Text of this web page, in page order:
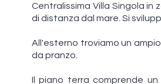
Centralissima Villa Singola in
di distanza dal mare. Si
All'esterno troviamo un
da pranzo.
Il piano terra comprende